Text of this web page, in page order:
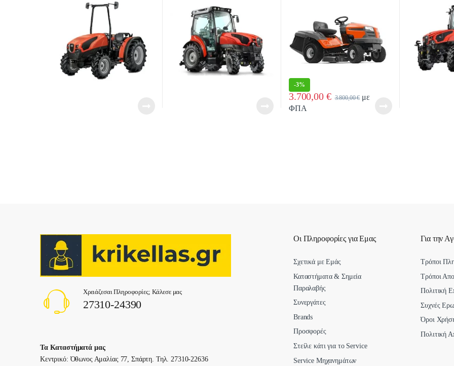
-3%
3.700,00 € 3.800,00€με
ΦΠΑ
Χρειάζεσαι Πληροφορίες; Κάλεσε μας
27310-24390
Τα Καταστήματά μας
Κεντρικό: Όθωνος Αμαλίας 77, Σπάρτη. Τηλ. 27310-22636
Οι Πληροφορίες για Εμας
Σχετικά με Εμάς
Καταστήματα & Σημεία
Παραλαβής
Συνεργάτες
Brands
Προσφορές
Στείλε κάτι για το Service
Service Μηχανημάτων
Για την
Τρόποι
Τρόποι
Πολιτική
Συχνές
Όροι
Πολιτική